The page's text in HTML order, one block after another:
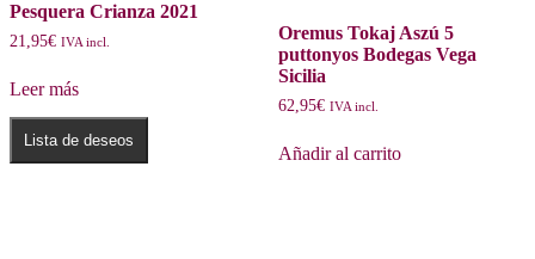
Pesquera Crianza 2021
21,95€ IVA incl.
Leer más
Lista de deseos
Oremus Tokaj Aszú 5
puttonyos Bodegas Vega
Sicilia
62,95€ IVA incl.
Añadir al carrito